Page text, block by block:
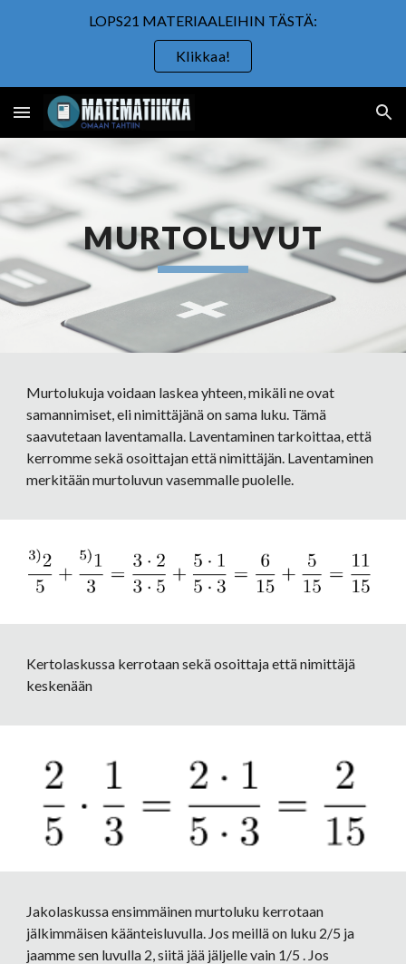
LOPS21 MATERIAALEIHIN TÄSTÄ:
Klikkaa!
MURTOLUVUT
Murtolukuja voidaan laskea yhteen, mikäli ne ovat
samannimiset, eli nimittäjänä on sama luku. Tämä
saavutetaan laventamalla. Laventaminen tarkoittaa, että
kerromme sekä osoittajan että nimittäjän. Laventaminen
merkitään murtoluvun vasemmalle puolelle.
Kertolaskussa kerrotaan sekä osoittaja että nimittäjä
keskenään
Jakolaskussa ensimmäinen murtoluku kerrotaan
jälkimmäisen käänteisluvulla. Jos meillä on luku 2/5 ja
jaamme sen luvulla 2, siitä jää jäljelle vain 1/5 . Jos